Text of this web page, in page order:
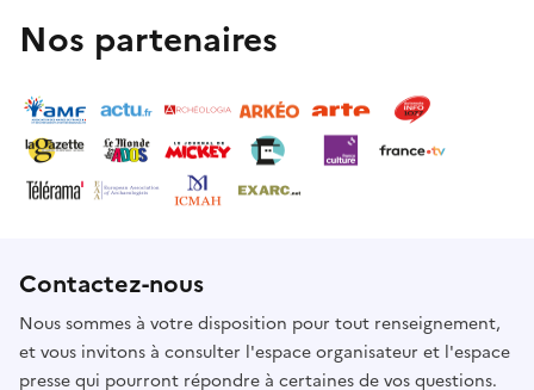
racontée non seulement comme un édifice de culte,
mais comme un espace dans lequel ciel et pierre
intérieurs avec une valeur calendaire.Une attention
particulière sera consacrée à l’orientation du
bâtiment, à l’oculus présent sur la façade et aux
projections lumineuses qui, à certains moments de
ainsi accompagner le public dans un processus
thème des Journées européennes de l’archéologie
2026, « Archéologie en cours / Archaeology in the
Nos partenaires
Contactez-nous
Nous sommes à votre disposition pour tout renseignement,
et vous invitons à consulter l'espace organisateur et l'espace
presse qui pourront répondre à certaines de vos questions.